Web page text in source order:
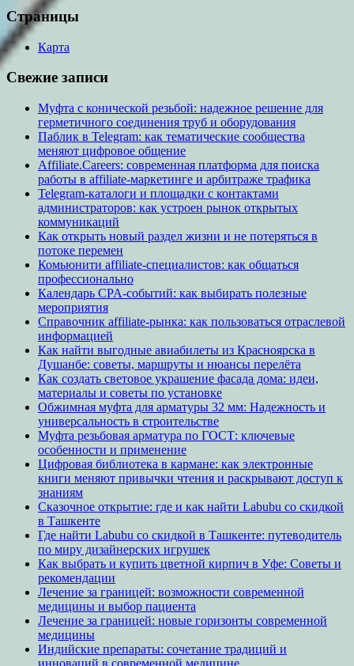
Страницы
Карта
Свежие записи
Муфта с конической резьбой: надежное решение для
герметичного соединения труб и оборудования
Паблик в Telegram: как тематические сообщества
меняют цифровое общение
Affiliate.Careers: современная платформа для поиска
работы в affiliate-маркетинге и арбитраже трафика
Telegram-каталоги и площадки с контактами
администраторов: как устроен рынок открытых
коммуникаций
Как открыть новый раздел жизни и не потеряться в
потоке перемен
Комьюнити affiliate-специалистов: как общаться
профессионально
Календарь CPA-событий: как выбирать полезные
мероприятия
Справочник affiliate-рынка: как пользоваться отраслевой
информацией
Как найти выгодные авиабилеты из Красноярска в
Душанбе: советы, маршруты и нюансы перелёта
Как создать световое украшение фасада дома: идеи,
материалы и советы по установке
Обжимная муфта для арматуры 32 мм: Надежность и
универсальность в строительстве
Муфта резьбовая арматура по ГОСТ: ключевые
особенности и применение
Цифровая библиотека в кармане: как электронные
книги меняют привычки чтения и раскрывают доступ к
знаниям
Сказочное открытие: где и как найти Labubu со скидкой
в Ташкенте
Где найти Labubu со скидкой в Ташкенте: путеводитель
по миру дизайнерских игрушек
Как выбрать и купить цветной кирпич в Уфе: Советы и
рекомендации
Лечение за границей: возможности современной
медицины и выбор пациента
Лечение за границей: новые горизонты современной
медицины
Индийские препараты: сочетание традиций и
инноваций в современной медицине